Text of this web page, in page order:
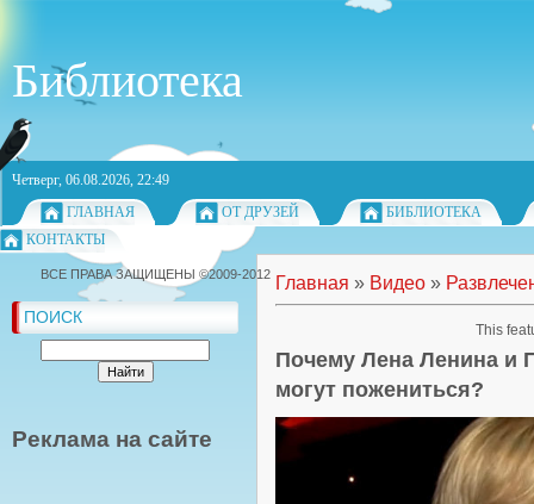
Библиотека
Четверг, 06.08.2026, 22:49
ГЛАВНАЯ
ОТ ДРУЗЕЙ
БИБЛИОТЕКА
КОНТАКТЫ
ПОИСК
Реклама на сайте
Главная » Видео »
Почему Лена Ленина и
могут пожениться?
ВСЕ ПРАВА ЗАЩИЩЕНЫ ©2009-2012
This